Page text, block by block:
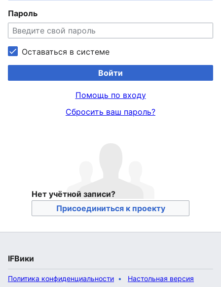
Пароль
Оставаться в системе
Войти
Помощь по входу
Сбросить ваш пароль?
Нет учётной записи?
Присоединиться к проекту
IFВики
Политика конфиденциальности Настольная версия